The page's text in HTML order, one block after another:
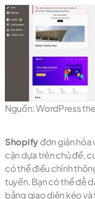
Nguồn: WordPress
Shopify đơn giản hóa
cận dựa trên chủ đề,
có thể điều chỉnh
tuyến. Bạn có thể dễ
bằng giao diện kéo